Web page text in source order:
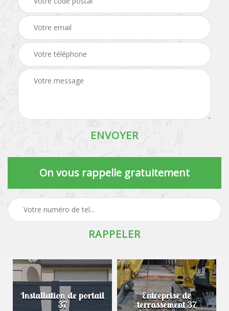
On vous rappelle gratuitement
Installation de portail
37
Entreprise de
terrassement 37